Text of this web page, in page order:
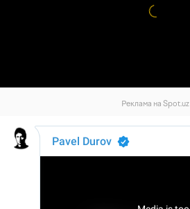
Реклама на Spot.uz